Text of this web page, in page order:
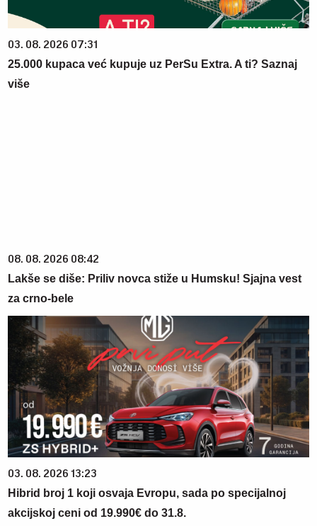
03. 08. 2026 07:31
25.000 kupaca već kupuje uz PerSu Extra. A ti? Saznaj
više
08. 08. 2026 08:42
Lakše se diše: Priliv novca stiže u Humsku! Sjajna vest
za crno-bele
03. 08. 2026 13:23
Hibrid broj 1 koji osvaja Evropu, sada po specijalnoj
akcijskoj ceni od 19.990€ do 31.8.